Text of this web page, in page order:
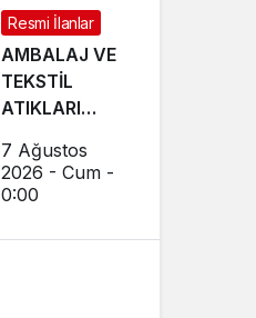
Resmi İlanlar
AMBALAJ VE
TEKSTİL
ATIKLARI
İHALELERİ
(GEREDE
7 Ağustos
2026 - Cum -
0:00